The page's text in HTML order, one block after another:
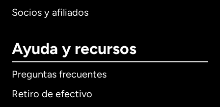
Socios y afiliados
Ayuda y recursos
Preguntas frecuentes
Retiro de efectivo